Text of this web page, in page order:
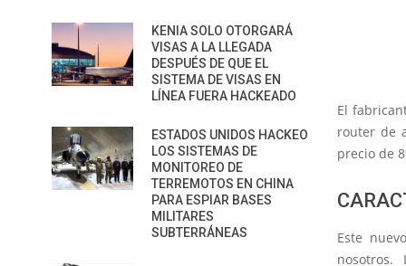
El
router de
precio de
Este
KENIA SOLO OTORGARÁ
VISAS A LA LLEGADA
DESPUÉS DE QUE EL
SISTEMA DE VISAS EN
LÍNEA FUERA HACKEADO
ESTADOS UNIDOS HACKEO
LOS SISTEMAS DE
MONITOREO DE
TERREMOTOS EN CHINA
PARA ESPIAR BASES
MILITARES
SUBTERRÁNEAS